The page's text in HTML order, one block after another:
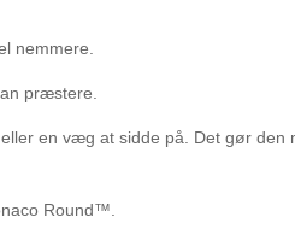
nemmere.
præstere.
en væg at sidde på. Det gør den
Round™.